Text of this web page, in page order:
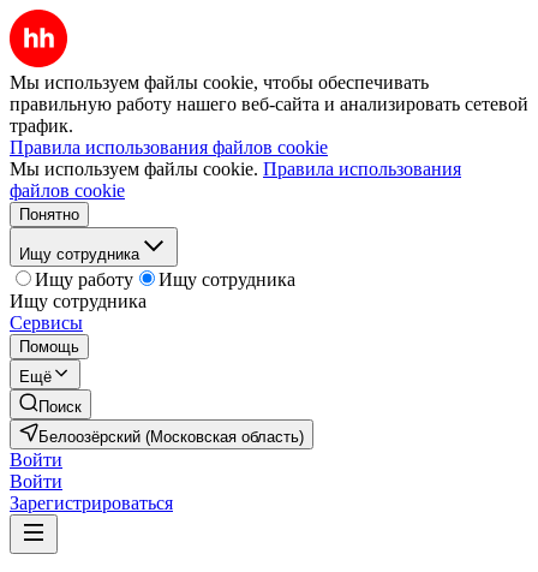
Мы используем файлы cookie, чтобы обеспечивать
правильную работу нашего веб-сайта и анализировать сетевой
трафик.
Правила использования файлов cookie
Мы используем файлы cookie. Правила использования
файлов cookie
Понятно
Ищу сотрудника
Ищу работу
Ищу сотрудника
Ищу сотрудника
Сервисы
Помощь
Ещё
Поиск
Белоозёрский (Московская область)
Войти
Войти
Зарегистрироваться